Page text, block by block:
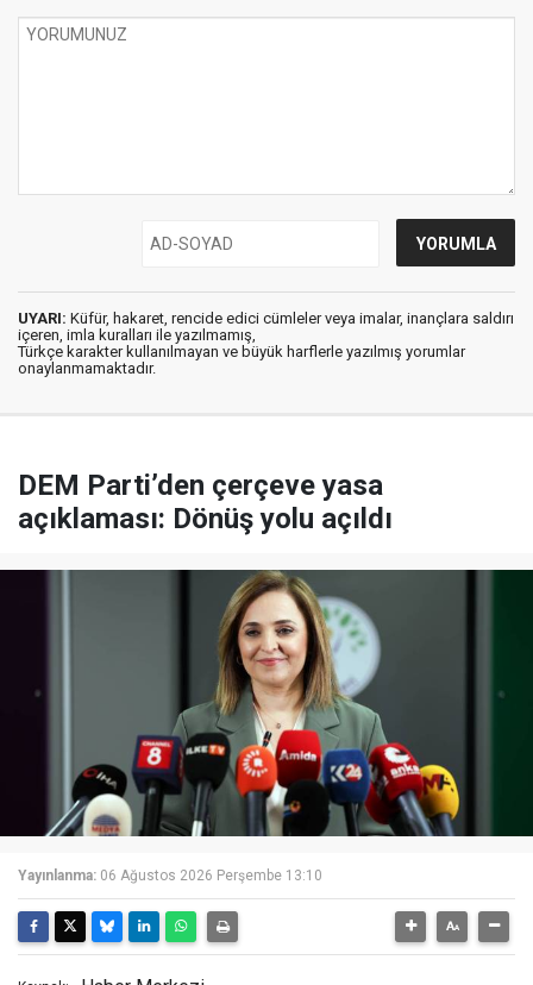
UYARI: Küfür, hakaret, rencide edici cümleler veya imalar, inançlara saldırı
içeren, imla kuralları ile yazılmamış,
Türkçe karakter kullanılmayan ve büyük harflerle yazılmış yorumlar
onaylanmamaktadır.
DEM Parti’den çerçeve yasa
açıklaması: Dönüş yolu açıldı
Yayınlanma: 06 Ağustos 2026 Perşembe 13:10